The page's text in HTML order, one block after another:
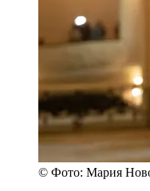
© Фото: Мария